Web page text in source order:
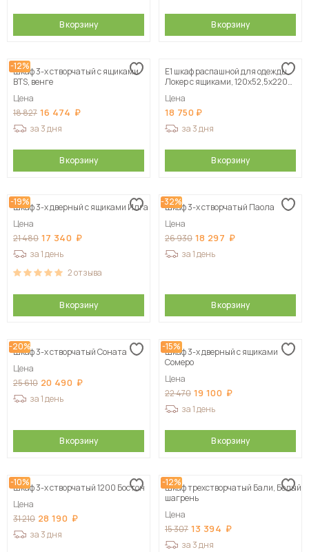
В корзину В корзину
-12%
Шкаф 3-х створчатый с ящиками
BTS, венге
Цена
18 827 16 474
за 3 дня
В корзину
Е1 шкаф распашной для одежды
Локер с ящиками, 120х52,5х220
Цена
18 750
за 3 дня
В корзину
-19%
Шкаф 3-х дверный с ящиками Илга
Цена
21 480 17 340
за 1 день
2отзыва
В корзину
-32%
Шкаф 3-х створчатый Паола
Цена
26 930 18 297
за 1 день
В корзину
-20%
Шкаф 3-х створчатый Соната
Цена
25 610 20 490
за 1 день
В корзину
-15%
Шкаф 3-х дверный с ящиками
Сомеро
Цена
22 470 19 100
за 1 день
В корзину
-10%
Шкаф 3-х створчатый 1200 Бостон
Цена
31 210 28 190
за 3 дня
-12%
Шкаф трехстворчатый Бали, Белый
шагрень
Цена
15 307 13 394
за 3 дня